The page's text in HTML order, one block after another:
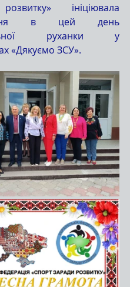
ініціювала
в цей день
руханки у
«Дякуємо ЗСУ».